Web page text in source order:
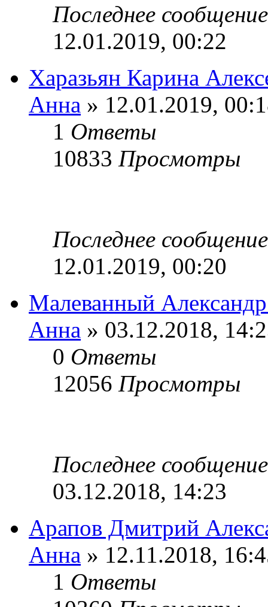
Последнее
12.01.2019, 00:22
Харазьян Карина
Анна » 12.01.2019,
1 Ответы
10833 Просмотры
Последнее
12.01.2019, 00:20
Малеванный
Анна » 03.12.2018,
0 Ответы
12056 Просмотры
Последнее
03.12.2018, 14:23
Арапов Дмитрий
Анна » 12.11.2018,
1 Ответы